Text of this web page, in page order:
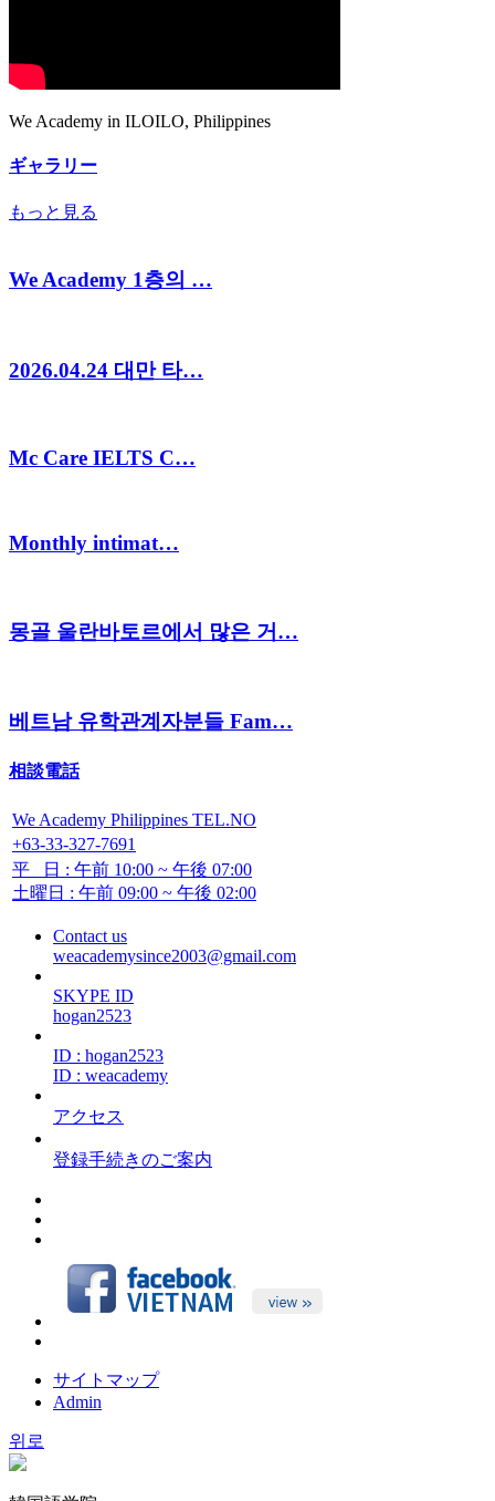
We Academy in ILOILO, Philippines
ギャラリー
もっと見る
We Academy 1층의 …
2026.04.24 대만 타…
Mc Care IELTS C…
Monthly intimat…
몽골 울란바토르에서 많은 거…
베트남 유학관계자분들 Fam…
相談電話
We Academy Philippines TEL.NO
+63-33-327-7691
平 日 : 午前 10:00 ~ 午後 07:00
土曜日 : 午前 09:00 ~ 午後 02:00
Contact us
weacademysince2003@gmail.com
SKYPE ID
hogan2523
ID : hogan2523
ID : weacademy
アクセス
登録手続きのご案内
サイトマップ
Admin
위로